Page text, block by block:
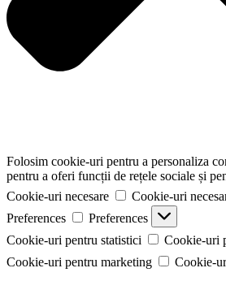
Folosim cookie-uri pentru a personaliza
pentru a oferi funcții de rețele sociale și
Cookie-uri necesare
Cookie-uri
Preferences
Preferences
Cookie-uri pentru statistici
Cookie-uri
Cookie-uri pentru marketing
Cookie-